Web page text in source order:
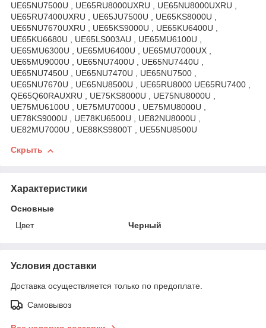
UE65NU7500U , UE65RU8000UXRU , UE65NU8000UXRU ,
UE65RU7400UXRU , UE65JU7500U , UE65KS8000U ,
UE65NU7670UXRU , UE65KS9000U , UE65KU6400U ,
UE65KU6680U , UE65LS003AU , UE65MU6100U ,
UE65MU6300U , UE65MU6400U , UE65MU7000UX ,
UE65MU9000U , UE65NU7400U , UE65NU7440U ,
UE65NU7450U , UE65NU7470U , UE65NU7500 ,
UE65NU7670U , UE65NU8500U , UE65RU8000 UE65RU7400 ,
QE65Q60RAUXRU , UE75KS8000U , UE75NU8000U ,
UE75MU6100U , UE75MU7000U , UE75MU8000U ,
UE78KS9000U , UE78KU6500U , UE82NU8000U ,
UE82MU7000U , UE88KS9800T , UE55NU8500U
Скрыть
Характеристики
Основные
Цвет
Черный
Условия доставки
Доставка осуществляется только по предоплате.
Самовывоз